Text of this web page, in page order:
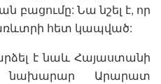
բացումը: Նա նշել է, որ
առևտրի հետ կապված:
է նաև Հայաստանի
նախարար Արարատ